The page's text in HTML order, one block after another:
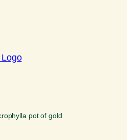
pot of gold